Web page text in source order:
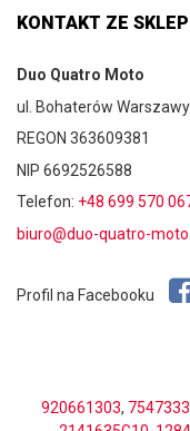
KONTAKT ZE
Duo Quatro Moto
ul. Bohaterów
REGON 363609381
NIP 6692526588
Telefon: +48 699 570
biuro@duo-quatro-
Profil na Facebooku
920661303, 7547333